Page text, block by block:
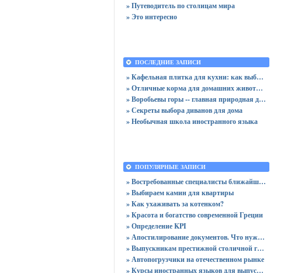
» Путеводитель по столицам мира
» Это интересно
ПОСЛЕДНИЕ ЗАПИСИ
» Кафельная плитка для кухни: как выбрать практичную отделку
» Отличные корма для домашних животных
» Воробьевы горы -- главная природная достопримечательность Москвы
» Секреты выбора диванов для дома
» Необычная школа иностранного языка
ПОПУЛЯРНЫЕ ЗАПИСИ
» Востребованные специалисты ближайшего будущего
» Выбираем камин для квартиры
» Как ухаживать за котенком?
» Красота и богатство современной Греции
» Определение KPI
» Апостилирование документов. Что нужно учитывать?
» Выпускникам престижной столичной гимназии вручены 64 аттестата
» Автопогрузчики на отечественном рынке
» Курсы иностранных языков для выпускников